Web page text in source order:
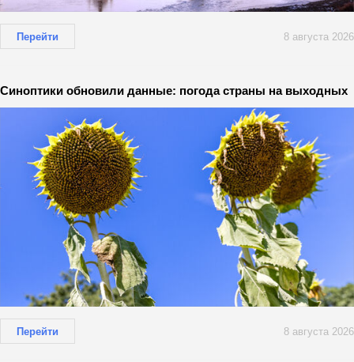
Перейти 8 августа 2026
Синоптики обновили данные: погода страны на выходных
Перейти 8 августа 2026